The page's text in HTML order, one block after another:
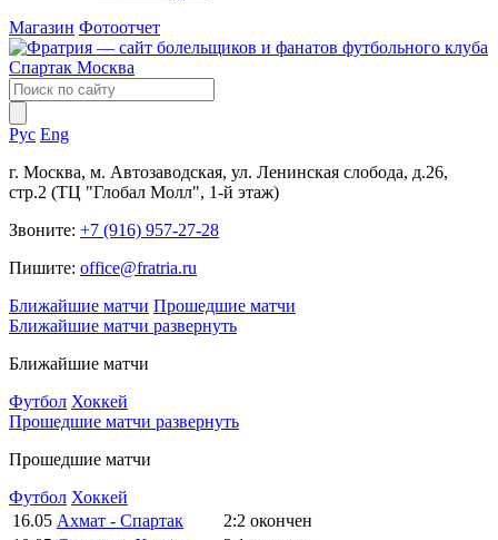
Магазин Фотоотчет
Рус Eng
г. Москва, м. Автозаводская, ул. Ленинская слобода, д.26,
стр.2 (ТЦ "Глобал Молл", 1-й этаж)
Звоните: +7 (916) 957-27-28
Пишите: office@fratria.ru
Ближайшие матчи Прошедшие матчи
Ближайшие матчи развернуть
Ближайшие матчи
Футбол Хоккей
Прошедшие матчи развернуть
Прошедшие матчи
Футбол Хоккей
16.05 Ахмат - Спартак 2:2 окончен